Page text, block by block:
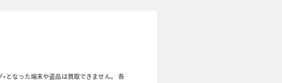
となった端末や盗品は買取できません。 各